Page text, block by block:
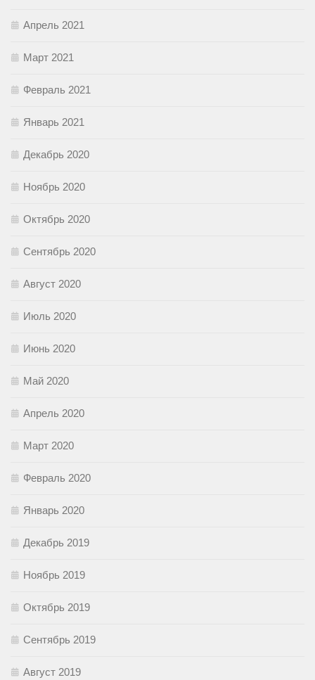
Апрель 2021
Март 2021
Февраль 2021
Январь 2021
Декабрь 2020
Ноябрь 2020
Октябрь 2020
Сентябрь 2020
Август 2020
Июль 2020
Июнь 2020
Май 2020
Апрель 2020
Март 2020
Февраль 2020
Январь 2020
Декабрь 2019
Ноябрь 2019
Октябрь 2019
Сентябрь 2019
Август 2019